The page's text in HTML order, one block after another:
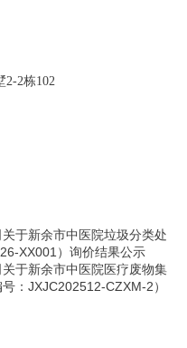
2-2栋102
于新余市中医院垃圾分类处
XX001）询价结果公示
于新余市中医院医疗废物集
：JXJC202512-CZXM-2）